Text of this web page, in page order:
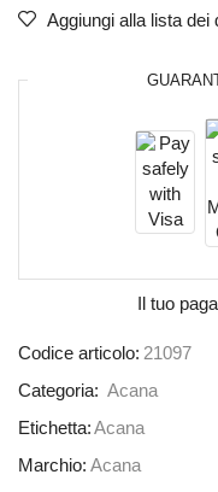
Aggiungi alla lista dei
Il tuo
Codice articolo: 21097
Categoria: Acana
Etichetta:Acana
Marchio: Acana